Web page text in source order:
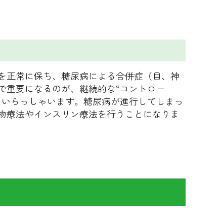
常に保ち、糖尿病による合併症（目、神
要になるのが、継続的な“コントロー
らっしゃいます。糖尿病が進行してしまっ
法やインスリン療法を行うことになりま